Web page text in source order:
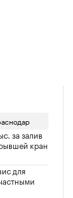
за залив
кран
для